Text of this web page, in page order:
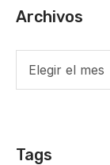
Archivos
Tags